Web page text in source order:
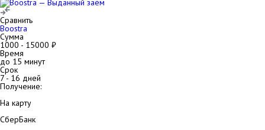
Сравнить
Boostra
Сумма
1000 - 15000 ₽
Время
до 15 минут
Срок
7- 16 дней
Получение:
На карту
СберБанк